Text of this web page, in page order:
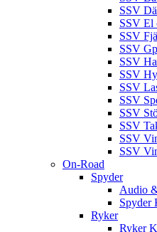
SSV
SSV El
SSV
SSV
SSV
SSV
SSV
SSV
SSV
SSV
SSV
SSV
On-Road
Spyder
Audio
Spyder
Ryker
Ryker